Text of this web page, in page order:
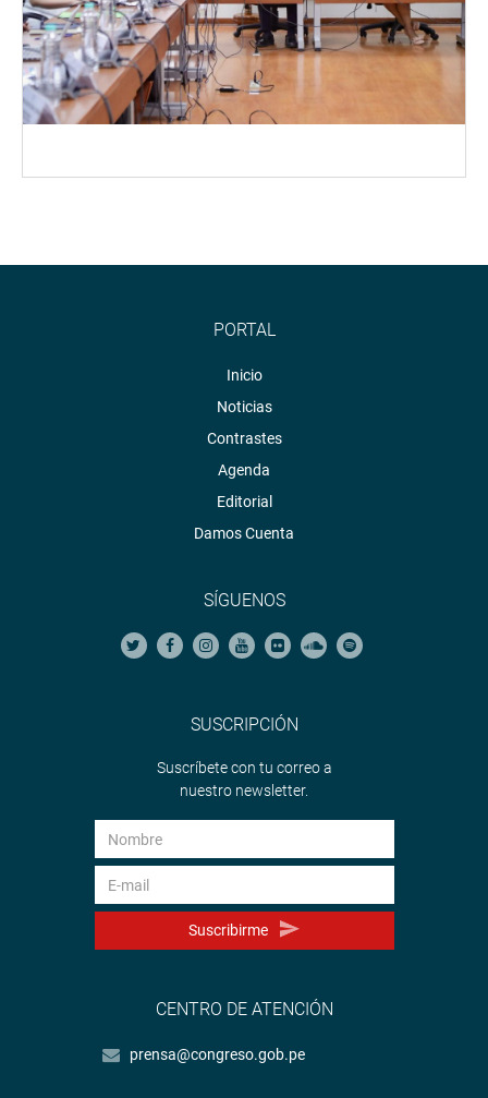
PORTAL
Inicio
Noticias
Contrastes
Agenda
Editorial
Damos Cuenta
SÍGUENOS
SUSCRIPCIÓN
Suscríbete con tu correo a
nuestro newsletter.
Suscribirme
CENTRO DE ATENCIÓN
prensa@congreso.gob.pe